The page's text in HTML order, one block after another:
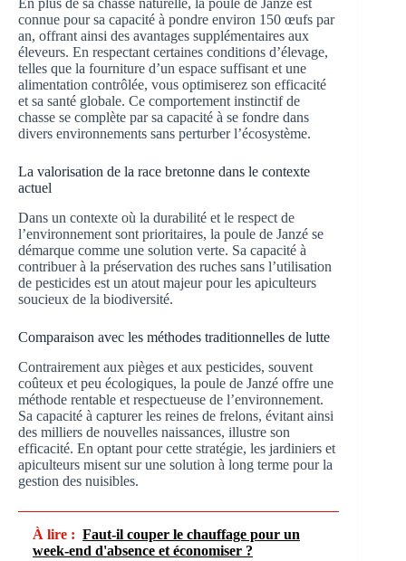
En plus de sa chasse naturelle, la poule de Janzé est
connue pour sa capacité à pondre environ 150 œufs par
an, offrant ainsi des avantages supplémentaires aux
éleveurs. En respectant certaines conditions d’élevage,
telles que la fourniture d’un espace suffisant et une
alimentation contrôlée, vous optimiserez son efficacité
et sa santé globale. Ce comportement instinctif de
chasse se complète par sa capacité à se fondre dans
divers environnements sans perturber l’écosystème.
La valorisation de la race bretonne dans le contexte
actuel
Dans un contexte où la durabilité et le respect de
l’environnement sont prioritaires, la poule de Janzé se
démarque comme une solution verte. Sa capacité à
contribuer à la préservation des ruches sans l’utilisation
de pesticides est un atout majeur pour les apiculteurs
soucieux de la biodiversité.
Comparaison avec les méthodes traditionnelles de lutte
Contrairement aux pièges et aux pesticides, souvent
coûteux et peu écologiques, la poule de Janzé offre une
méthode rentable et respectueuse de l’environnement.
Sa capacité à capturer les reines de frelons, évitant ainsi
des milliers de nouvelles naissances, illustre son
efficacité. En optant pour cette stratégie, les jardiniers et
apiculteurs misent sur une solution à long terme pour la
gestion des nuisibles.
À lire : Faut-il couper le chauffage pour un
week-end d'absence et économiser ?